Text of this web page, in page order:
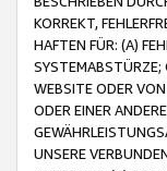
KORREKT,
HAFTEN FÜR: (A)
SYSTEMABSTÜRZE;
WEBSITE ODER
ODER EINER
UNSERE